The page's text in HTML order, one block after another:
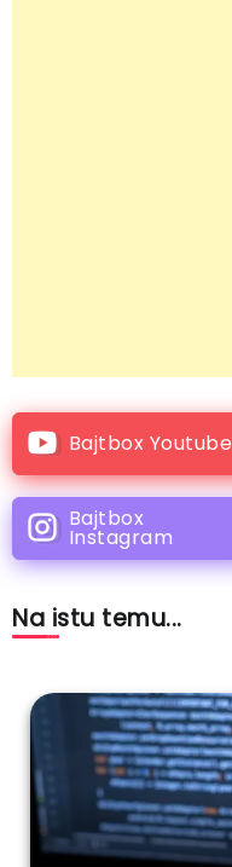
Bajtbox Youtube
Bajtbox
Instagram
Na istu temu...